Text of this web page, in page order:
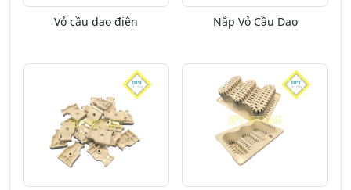
Vỏ cầu dao điện Nắp Vỏ Cầu Dao